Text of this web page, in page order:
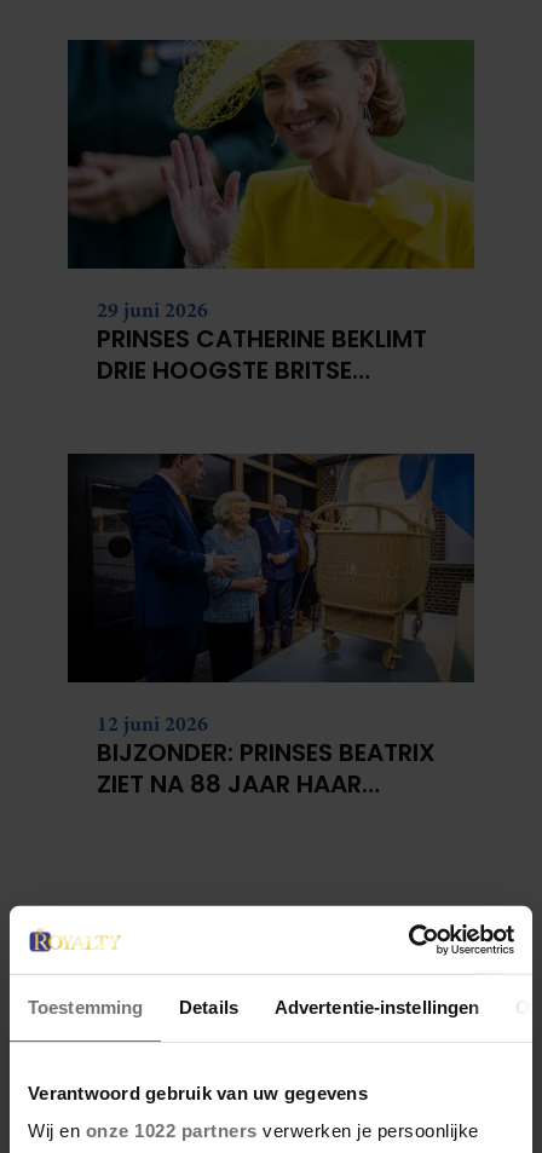
Toestemming Details Advertentie-instellingen
Verantwoord gebruik van uw gegevens
Wij en onze 1022 partners verwerken je persoonlijke
29 juni 2026
PRINSES CATHERINE BEKLIMT
DRIE HOOGSTE BRITSE
12 juni 2026
BIJZONDER: PRINSES BEATRIX
ZIET NA 88 JAAR HAAR